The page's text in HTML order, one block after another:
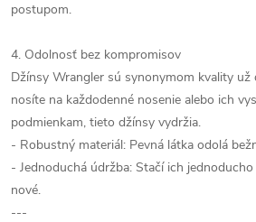
postupom.
4. Odolnosť bez kompromisov
Džínsy Wrangler sú synonymom kvality už
nosíte na každodenné nosenie alebo ich
podmienkam, tieto džínsy vydržia.
- Robustný materiál: Pevná látka odolá
- Jednoduchá údržba: Stačí ich
nové.
---